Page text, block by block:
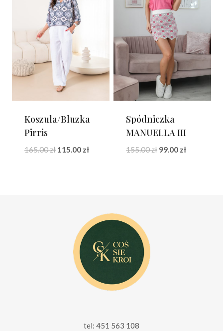
Koszula/Bluzka
Pirris
165.00zł Pierwotna
115.00 złAktualna
Spódniczka
MANUELLA III
155.00zł Pierwotna
99.00 złAktualna
tel: 451 563 108